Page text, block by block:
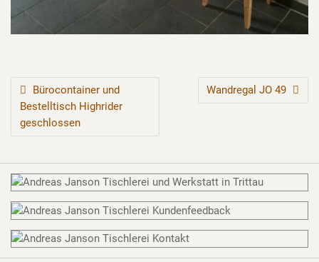
BEITRAGSNAVIGATIONBürocontainer und
Bestelltisch Highrider
geschlossen
Wandregal JO 49